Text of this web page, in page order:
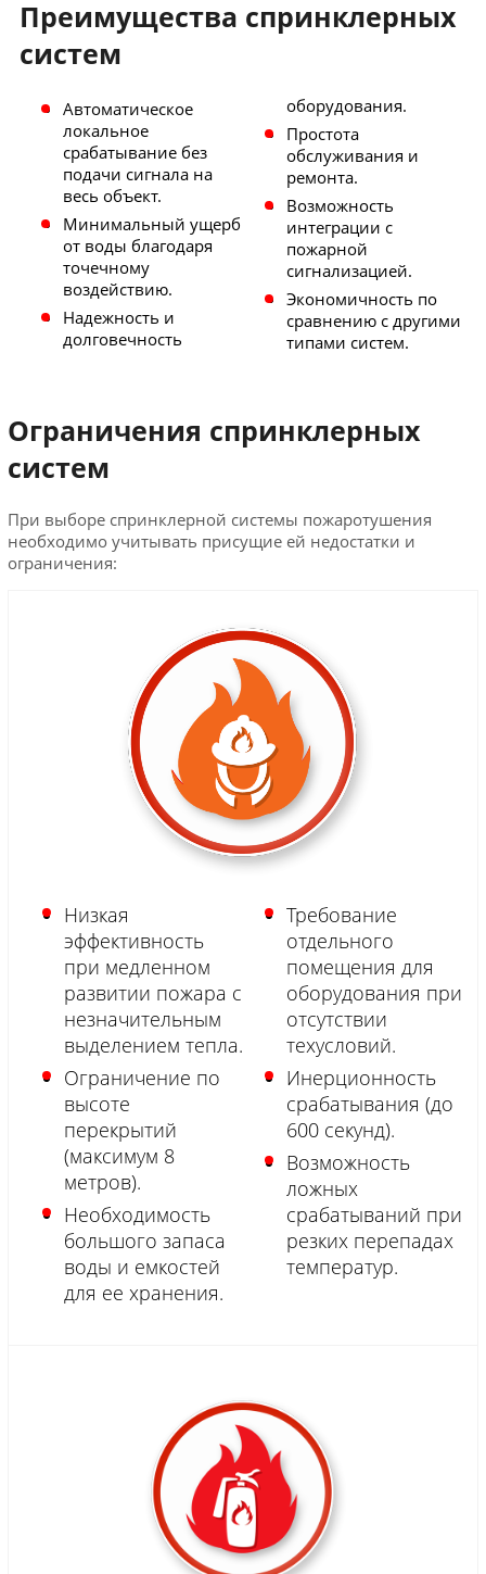
Преимущества спринклерных
систем
Автоматическое
локальное
срабатывание без
подачи сигнала на
весь объект.
Минимальный ущерб
от воды благодаря
точечному
воздействию.
Надежность и
долговечность
оборудования.
Простота
обслуживания и
ремонта.
Возможность
интеграции с
пожарной
сигнализацией.
Экономичность по
сравнению с другими
типами систем.
Ограничения спринклерных
систем
При выборе спринклерной системы пожаротушения
необходимо учитывать присущие ей недостатки и
ограничения:
Низкая
эффективность
при медленном
развитии пожара с
незначительным
выделением тепла.
Ограничение по
высоте
перекрытий
(максимум 8
метров).
Необходимость
большого запаса
воды и емкостей
для ее хранения.
Требование
отдельного
помещения для
оборудования при
отсутствии
техусловий.
Инерционность
срабатывания (до
600 секунд).
Возможность
ложных
срабатываний при
резких перепадах
температур.